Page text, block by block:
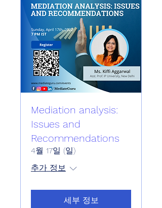
Mediation analysis:
Issues and
Recommendations
4월 17일 (일)
추가 정보
세부 정보